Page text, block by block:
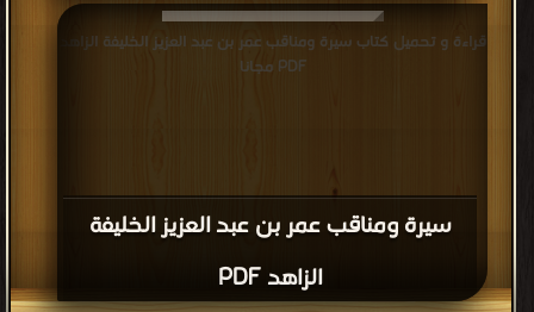
سيرة ومناقب عمر بن عبد العزيز الخليفة
الزاهد PDF
قراءة و تحميل كتاب سيرة ومناقب عمر بن عبد العزيز الخليفة الزاهد
PDF مجانا